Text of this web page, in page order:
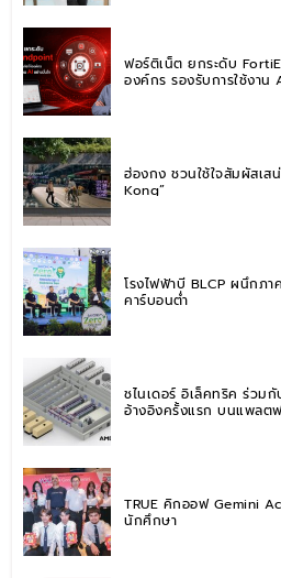
ฟอร์ติเน็ต ยกระดับ
องค์กร รองรับการใช้งาน
ฮ่องกง ชวนใช้ใจสัมผัสเ
Kong”
โรงไฟฟ้าบี BLCP ผนึกภา
คาร์บอนต่ำ
ชไนเดอร์ อิเล็คทริค ร่วม
อ้างอิงครั้งแรก บนแพลต
TRUE คิกออฟ Gemini
นักศึกษา